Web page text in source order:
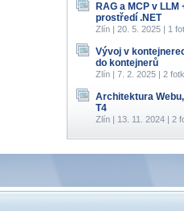
RAG a MCP v
prostředí .NET
Zlín | 20. 5. 2025 | 1
Vývoj v
do kontejnerů
Zlín | 7. 2. 2025 | 2
Architektura
T4
Zlín | 13. 11. 2024 | 2